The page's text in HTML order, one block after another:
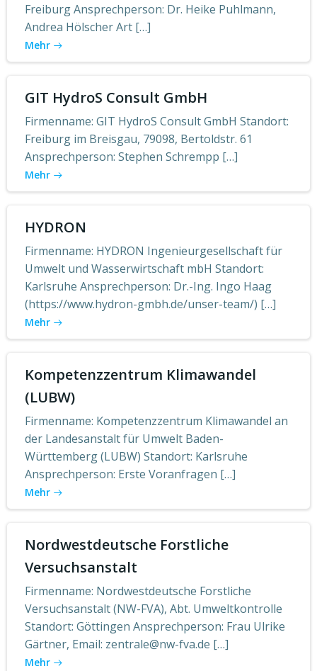
Freiburg Ansprechperson: Dr. Heike Puhlmann,
Andrea Hölscher Art […]
Mehr
GIT HydroS Consult GmbH
Firmenname: GIT HydroS Consult GmbH Standort:
Freiburg im Breisgau, 79098, Bertoldstr. 61
Ansprechperson: Stephen Schrempp […]
Mehr
HYDRON
Firmenname: HYDRON Ingenieurgesellschaft für
Umwelt und Wasserwirtschaft mbH Standort:
Karlsruhe Ansprechperson: Dr.-Ing. Ingo Haag
(https://www.hydron-gmbh.de/unser-team/) […]
Mehr
Kompetenzzentrum Klimawandel
(LUBW)
Firmenname: Kompetenzzentrum Klimawandel an
der Landesanstalt für Umwelt Baden-
Württemberg (LUBW) Standort: Karlsruhe
Ansprechperson: Erste Voranfragen […]
Mehr
Nordwestdeutsche Forstliche
Versuchsanstalt
Firmenname: Nordwestdeutsche Forstliche
Versuchsanstalt (NW-FVA), Abt. Umweltkontrolle
Standort: Göttingen Ansprechperson: Frau Ulrike
Gärtner, Email: zentrale@nw-fva.de […]
Mehr